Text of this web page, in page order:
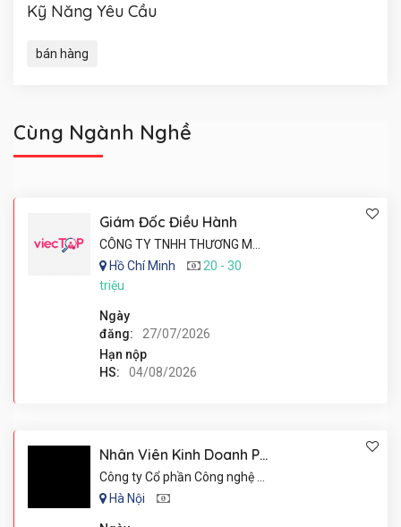
Kỹ Năng Yêu Cầu
bán hàng
Cùng Ngành Nghề
Giám Đốc Điều Hành
Hồ Chí Minh
20 - 30
triệu
Ngày
đăng:
27/07/2026
Hạn nộp
HS:
04/08/2026
Nhân Viên Kinh Doanh Phần Mềm
Hà Nội